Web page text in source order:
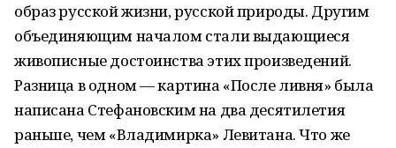
образ русской жизни, русской природы. Другим
объединяющим началом стали выдающиеся
живописные достоинства этих произведений.
Разница в одном — картина «После ливня» была
написана Стефановским на два десятилетия
раньше, чем «Владимирка» Левитана. Что же